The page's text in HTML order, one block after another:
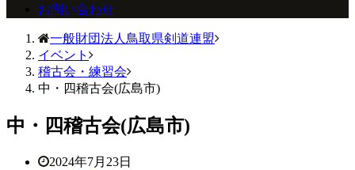
お問い合わせ
一般財団法人鳥取県剣道連盟
イベント
稽古会・練習会
中・四稽古会(広島市)
中・四稽古会(広島市)
2024年7月23日